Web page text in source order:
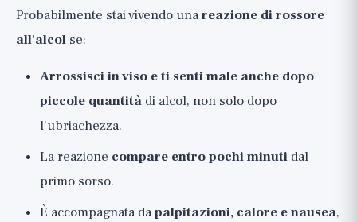
Probabilmente stai vivendo unareazione di rossore
all'alcol se:
Arrossisci in viso e ti senti male anche dopo
piccole quantità di alcol, non solo dopo
l'ubriachezza.
La reazione compare entro pochi minuti dal
primo sorso.
È accompagnata dapalpitazioni, calore e nausea,